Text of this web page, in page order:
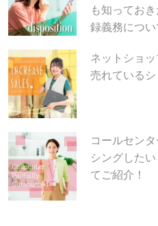
も知ってお
録義務につ
ネットショ
売れている
コールセン
シングした
てご紹介！